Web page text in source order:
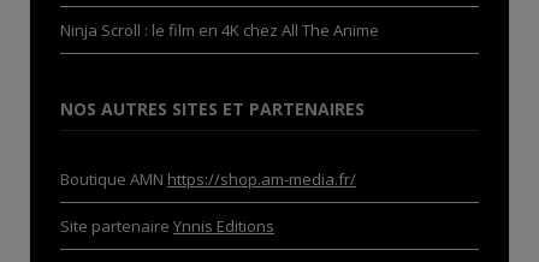
Ninja Scroll : le film en 4K chez All The Anime
NOS AUTRES SITES ET PARTENAIRES
Boutique AMN https://shop.am-media.fr/
Site partenaire Ynnis Editions